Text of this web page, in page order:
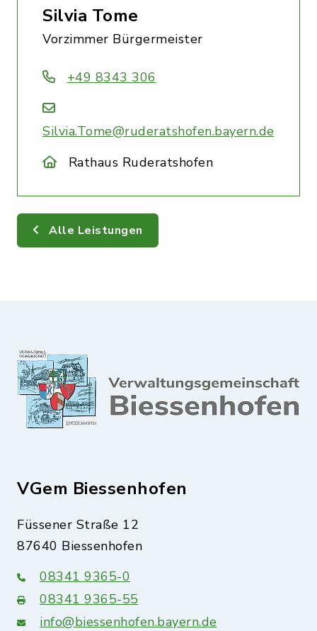
Silvia Tome
Vorzimmer Bürgermeister
+49 8343 306
Silvia.Tome@ruderatshofen.bayern.de
Rathaus Ruderatshofen
Alle Leistungen
VGem Biessenhofen
Füssener Straße 12
87640 Biessenhofen
08341 9365-0
08341 9365-55
info@biessenhofen.bayern.de